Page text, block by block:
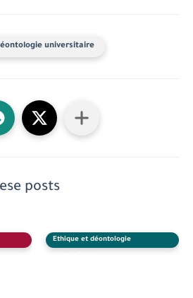
universitaire
posts
Ethique et déontologie